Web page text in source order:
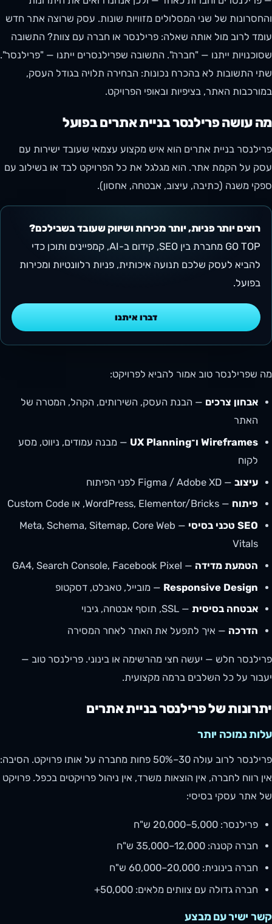
והחסרונות של שני המסלולים מזוויות שונות. עסק שרוצה אתר חדש
עומד לרוב מול אותה שאלה: פרילנסר או חברה עם צוות? התשובה
שסוכנויות ייתנו — "חברה". התשובה שפרילנסרים ייתנו — "פרילנסר".
שתי התשובות לא בהכרח נכונות: הבחירה תלויה בגודל העסק,
במורכבות האתר, בציפיות ובאופי הפרויקט.
מה עושה פרילנסר בניית אתרים בפועל
פרילנסר בניית אתרים הוא איש מקצוע עצמאי שעובד ישירות עם
עסק על הקמת אתר. הוא מגלגל את כל הפרויקט לבד או בשילוב עם
ספקי משנה (כתיבה, עיצוב, אבטחה, אחסון).
רוצים יותר פניות, יותר מכירות ושיווק שעובד בשבילכם?
GO TOP מחברת בין SEO, קידום ב-AI, קמפיינים ותוכן כדי
להביא לעסק שלכם תנועה איכותית, פניות רלוונטיות ומכירות
בפועל.
דברו איתנו
מה שפרילנסר טוב אמור להביא לפרויקט:
אבחון צרכים — הבנת העסק, השירותים, הקהל, המטרה של
האתר
Wireframes ו־UX Planning
— מבנה עמודים, ניווט, מסע
לקוח
עיצוב — Figma / Adobe XD לפני הפיתוח
פיתוח — WordPress, Elementor/Bricks, או Custom Code
SEO טכני בסיסי
— Meta, Schema, Sitemap, Core Web
Vitals
הטמעת מדידה — GA4, Search Console, Facebook Pixel
Responsive Design — מובייל, טאבלט, דסקטופ
אבטחה בסיסית — SSL, תוסף אבטחה, גיבוי
הדרכה — איך לתפעל את האתר לאחר המסירה
פרילנסר חלש — יעשה חצי מהרשימה או בינוני. פרילנסר טוב —
יעבור על כל השלבים ברמה מקצועית.
יתרונות של פרילנסר בניית אתרים
עלות נמוכה יותר
פרילנסר לרוב עולה 30–50% פחות מחברה על אותו פרויקט. הסיבה:
אין רווח לחברה, אין הוצאות משרד, אין ניהול פרויקטים בכפל. פרויקט
של אתר עסקי בסיסי:
פרילנסר: 5,000–20,000 ש"ח
חברה קטנה: 12,000–35,000 ש"ח
חברה בינונית: 20,000–60,000 ש"ח
חברה גדולה עם צוותים מלאים: 50,000+
קשר ישיר עם מבצע